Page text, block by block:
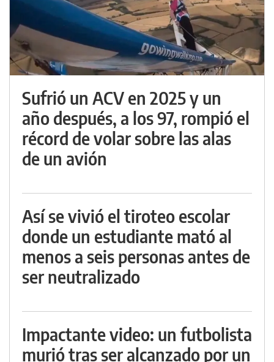
Sufrió un ACV en 2025 y un
año después, a los 97, rompió el
récord de volar sobre las alas
de un avión
Así se vivió el tiroteo escolar
donde un estudiante mató al
menos a seis personas antes de
ser neutralizado
Impactante video: un futbolista
murió tras ser alcanzado por un